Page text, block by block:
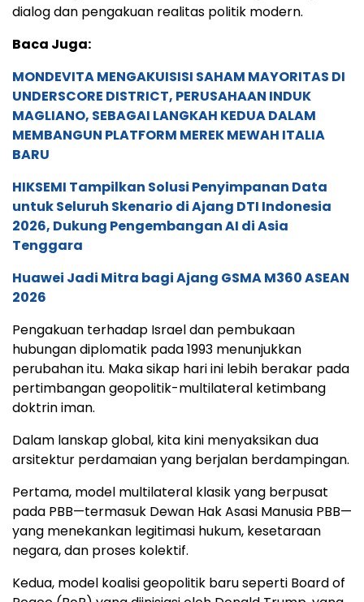
dialog dan pengakuan realitas politik modern.
Baca Juga:
MONDEVITA MENGAKUISISI SAHAM MAYORITAS DI
UNDERSCORE DISTRICT, PERUSAHAAN INDUK
MAGLIANO, SEBAGAI LANGKAH KEDUA DALAM
MEMBANGUN PLATFORM MEREK MEWAH ITALIA
BARU
HIKSEMI Tampilkan Solusi Penyimpanan Data
untuk Seluruh Skenario di Ajang DTI Indonesia
2026, Dukung Pengembangan AI di Asia
Tenggara
Huawei Jadi Mitra bagi Ajang GSMA M360 ASEAN
2026
Pengakuan terhadap Israel dan pembukaan
hubungan diplomatik pada 1993 menunjukkan
perubahan itu. Maka sikap hari ini lebih berakar pada
pertimbangan geopolitik-multilateral ketimbang
doktrin iman.
Dalam lanskap global, kita kini menyaksikan dua
arsitektur perdamaian yang berjalan berdampingan.
Pertama, model multilateral klasik yang berpusat
pada PBB—termasuk Dewan Hak Asasi Manusia PBB—
yang menekankan legitimasi hukum, kesetaraan
negara, dan proses kolektif.
Kedua, model koalisi geopolitik baru seperti Board of